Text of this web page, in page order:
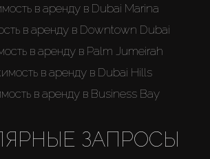
в аренду в Dubai Marina
в аренду в Downtown Dubai
в аренду в Palm Jumeirah
в аренду в Dubai Hills
в аренду в Business Bay
ЗАПРОСЫ